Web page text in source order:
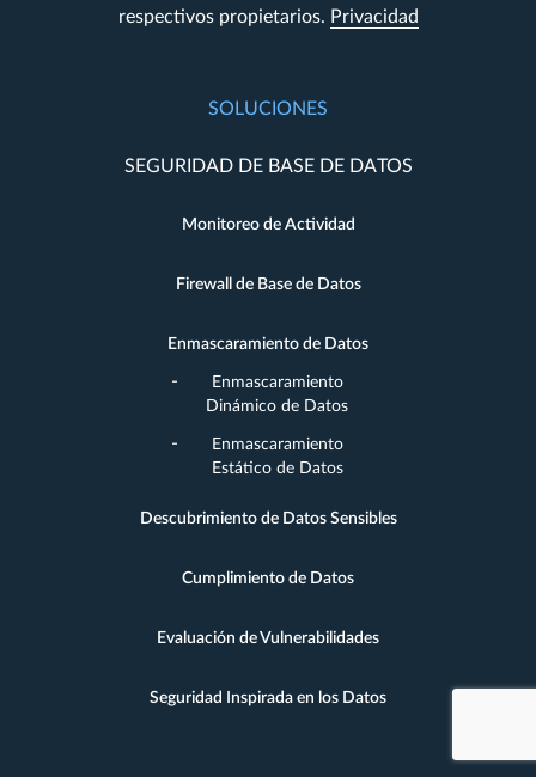
respectivos propietarios. Privacidad
SOLUCIONES
SEGURIDAD DE BASE DE DATOS
Monitoreo de Actividad
Firewall de Base de Datos
Enmascaramiento de Datos
Enmascaramiento
Dinámico de Datos
Enmascaramiento
Estático de Datos
Descubrimiento de Datos Sensibles
Cumplimiento de Datos
Evaluación de Vulnerabilidades
Seguridad Inspirada en los Datos